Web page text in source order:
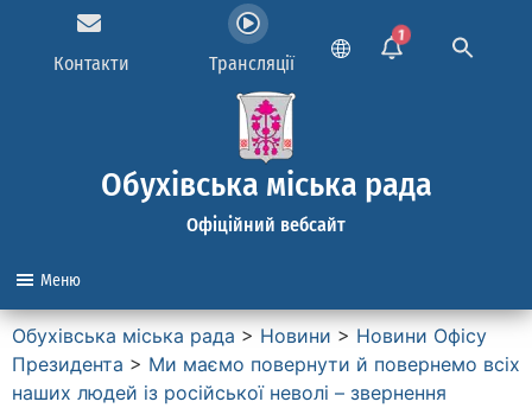
Контакти Трансляції
1
Обухівська міська рада
Офіційний вебсайт
Меню
Обухівська міська рада > Новини > Новини Офісу
Президента > Ми маємо повернути й повернемо всіх
наших людей із російської неволі – звернення